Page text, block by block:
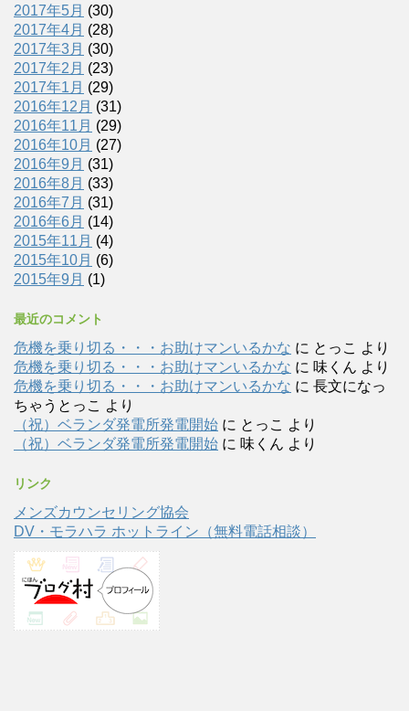
2017年5月 (30)
2017年4月 (28)
2017年3月 (30)
2017年2月 (23)
2017年1月 (29)
2016年12月 (31)
2016年11月 (29)
2016年10月 (27)
2016年9月 (31)
2016年8月 (33)
2016年7月 (31)
2016年6月 (14)
2015年11月 (4)
2015年10月 (6)
2015年9月 (1)
最近のコメント
危機を乗り切る・・・お助けマンいるかな に とっこ より
危機を乗り切る・・・お助けマンいるかな に 味くん より
危機を乗り切る・・・お助けマンいるかな に 長文になっ
ちゃうとっこ より
（祝）ベランダ発電所発電開始 に とっこ より
（祝）ベランダ発電所発電開始 に 味くん より
リンク
メンズカウンセリング協会
DV・モラハラ ホットライン（無料電話相談）